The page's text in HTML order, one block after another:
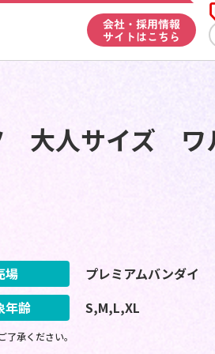
会社・採用情報
サイトはこちら
大人サイズ ワ
場
プレミアムバンダイ
年齢
S,M,L,XL
承ください。